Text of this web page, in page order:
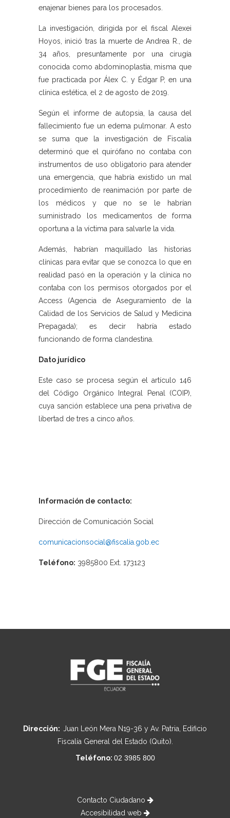
enajenar bienes para los procesados.
La investigación, dirigida por el fiscal Alexei
Hoyos, inició tras la muerte de Andrea R., de
34 años, presuntamente por una cirugía
conocida como abdominoplastia, misma que
fue practicada por Álex C. y Édgar P, en una
clínica estética, el 2 de agosto de 2019.
Según el informe de autopsia, la causa del
fallecimiento fue un edema pulmonar. A esto
se suma que la investigación de Fiscalía
determinó que el quirófano no contaba con
instrumentos de uso obligatorio para atender
una emergencia, que habría existido un mal
procedimiento de reanimación por parte de
los médicos y que no se le habrían
suministrado los medicamentos de forma
oportuna a la víctima para salvarle la vida.
Además, habrían maquillado las historias
clínicas para evitar que se conozca lo que en
realidad pasó en la operación y la clínica no
contaba con los permisos otorgados por el
Access (Agencia de Aseguramiento de la
Calidad de los Servicios de Salud y Medicina
Prepagada); es decir habría estado
funcionando de forma clandestina.
Dato jurídico
Este caso se procesa según el artículo 146
del Código Orgánico Integral Penal (COIP),
cuya sanción establece una pena privativa de
libertad de tres a cinco años.
Información de contacto:
Dirección de Comunicación Social
comunicacionsocial@fiscalia.gob.ec
Teléfono: 3985800 Ext. 173123
Dirección: Juan León Mera N19-36 y Av. Patria, Edificio
Fiscalía General del Estado (Quito).
Teléfono: 02 3985 800
Contacto Ciudadano
Accesibilidad web